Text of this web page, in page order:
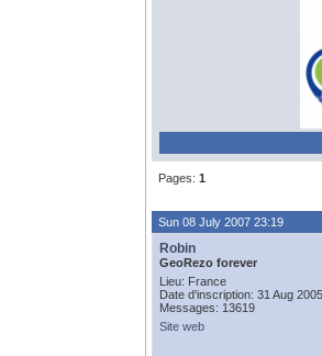
Pages: 1
Sun 08 July 2007 23:19
Robin
GeoRezo forever
Lieu: France
Date d'inscription: 31 Aug 2005
Messages: 13619
Site web